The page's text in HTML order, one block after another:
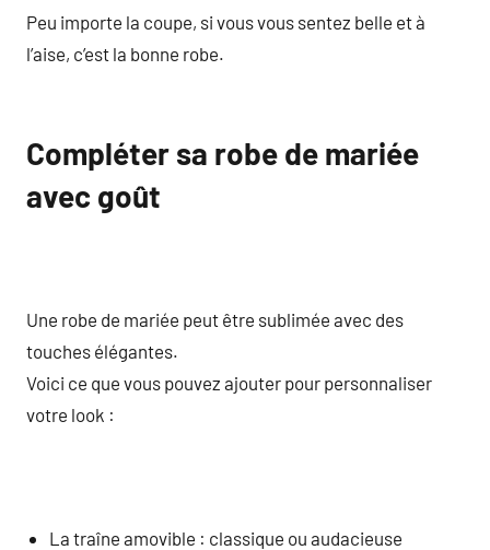
Peu importe la coupe, si vous vous sentez belle et à
l’aise, c’est la bonne robe.
Compléter sa robe de mariée
avec goût
Une robe de mariée peut être sublimée avec des
touches élégantes.
Voici ce que vous pouvez ajouter pour personnaliser
votre look :
La traîne amovible : classique ou audacieuse